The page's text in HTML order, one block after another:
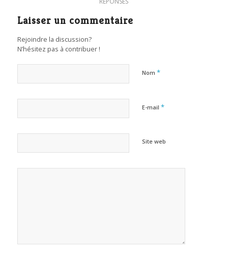
Laisser un commentaire
Rejoindre la discussion?
N’hésitez pas à contribuer !
Nom *
E-mail *
Site web